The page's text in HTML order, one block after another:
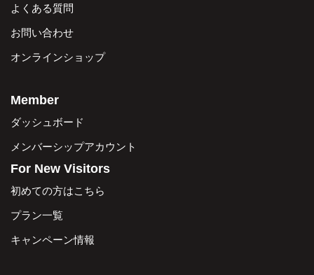
よくある質問
お問い合わせ
オンラインショップ
Member
ダッシュボード
メンバーシップアカウント
For New Visitors
初めての方はこちら
プラン一覧
キャンペーン情報